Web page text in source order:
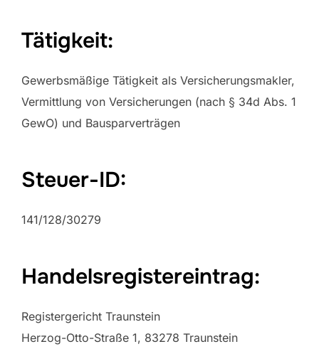
Tätigkeit:
Gewerbsmäßige Tätigkeit als Versicherungsmakler,
Vermittlung von Versicherungen (nach § 34d Abs. 1
GewO) und Bausparverträgen
Steuer-ID:
141/128/30279
Handelsregistereintrag:
Registergericht Traunstein
Herzog-Otto-Straße 1, 83278 Traunstein